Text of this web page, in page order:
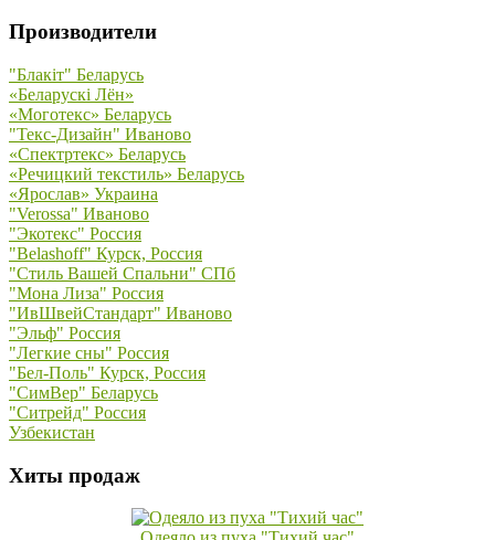
Производители
"Блакiт" Беларусь
«Беларускi Лён»
«Моготекс» Беларусь
"Текс-Дизайн" Иваново
«Спектртекс» Беларусь
«Речицкий текстиль» Беларусь
«Ярослав» Украина
"Verossa" Иваново
"Экотекс" Россия
"Belashoff" Курск, Россия
"Стиль Вашей Спальни" СПб
"Мона Лиза" Россия
"ИвШвейСтандарт" Иваново
"Эльф" Россия
"Легкие сны" Россия
"Бел-Поль" Курск, Россия
"СимВер" Беларусь
"Ситрейд" Россия
Узбекистан
Хиты продаж